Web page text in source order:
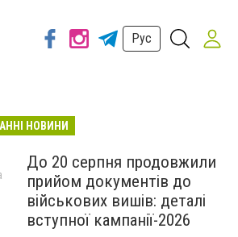
Рус
НОВИНИ
До 20 серпня продовжили
прийом документів до
військових вишів: деталі
вступної кампанії-2026